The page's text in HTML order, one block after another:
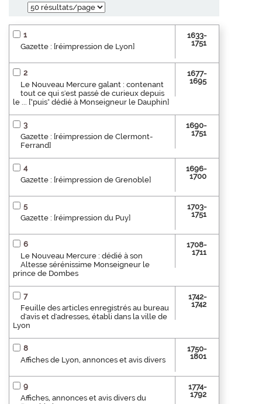
1
Gazette : [réimpression de Lyon]
1633-
1751
2
Le Nouveau Mercure galant : contenant
tout ce qui s'est passé de curieux depuis
le ... ["puis" dédié à Monseigneur le Dauphin]
1677-
1695
3
Gazette : [réimpression de Clermont-
Ferrand]
1690-
1751
4
Gazette : [réimpression de Grenoble]
1696-
1700
5
Gazette : [réimpression du Puy]
1703-
1751
6
Le Nouveau Mercure : dédié à son
Altesse sérénissime Monseigneur le
prince de Dombes
1708-
1711
7
Feuille des articles enregistrés au bureau
d'avis et d'adresses, établi dans la ville de
Lyon
1742-
1742
8
Affiches de Lyon, annonces et avis divers
1750-
1801
9
Affiches, annonces et avis divers du
1774-
1792